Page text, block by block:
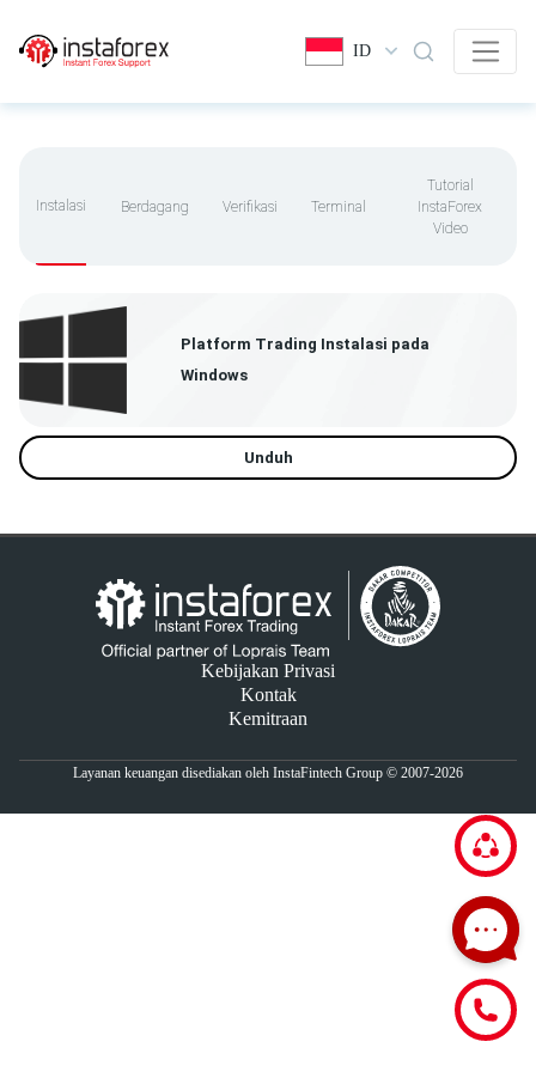
ID
Instalasi Berdagang Verifikasi Terminal
Tutorial
InstaForex
Video
Platform Trading Instalasi pada
Windows
Unduh
Kebijakan Privasi
Kontak
Kemitraan
Layanan keuangan disediakan oleh InstaFintech Group © 2007-2026